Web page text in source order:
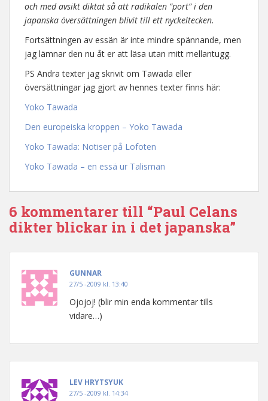
och med avsikt diktat så att radikalen ”port” i den
japanska översättningen blivit till ett nyckeltecken.
Fortsättningen av essän är inte mindre spännande, men
jag lämnar den nu åt er att läsa utan mitt mellantugg.
PS Andra texter jag skrivit om Tawada eller
översättningar jag gjort av hennes texter finns här:
Yoko Tawada
Den europeiska kroppen – Yoko Tawada
Yoko Tawada: Notiser på Lofoten
Yoko Tawada – en essä ur Talisman
6 kommentarer till “Paul Celans
dikter blickar in i det japanska”
GUNNAR
27/5 -2009 kl. 13:40
Ojojoj! (blir min enda kommentar tills
vidare…)
LEV HRYTSYUK
27/5 -2009 kl. 14:34